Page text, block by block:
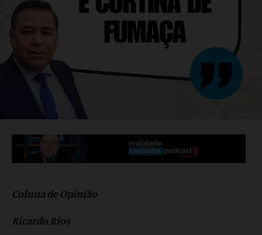
Coluna de Opinião
Ricardo Rios